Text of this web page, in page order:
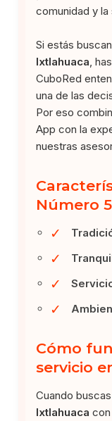
comunidad y la
Si estás
Ixtlahuaca ,
CuboRed
una de las
Por eso
App con la
nuestras
Número 5
✓
✓
✓
✓
Cómo
servicio
Cuando buscas
Ixtlahuaca